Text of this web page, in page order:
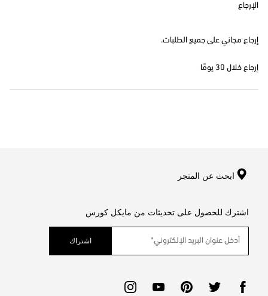
الإرجاع
إرجاع مجاني على جميع الطلبات.
إرجاع خلال 30 يومًا
ابحث عن المتجر
اشترك للحصول على تحديثات من مايكل كورس
اشتراك